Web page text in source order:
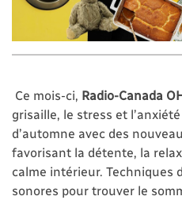
Ce mois-ci, Radio-Canada
grisaille, le stress et
d’automne avec des
favorisant la détente, la
calme intérieur. Techniques
sonores pour trouver le